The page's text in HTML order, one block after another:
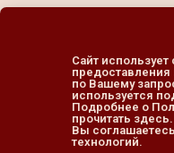
понедельник —
10.00 —
пятница — выходной
cуббота, воскресенье
11.00 —
Сайт
по Вашему
используется
Подробнее о
прочитать
Вы
технологий.